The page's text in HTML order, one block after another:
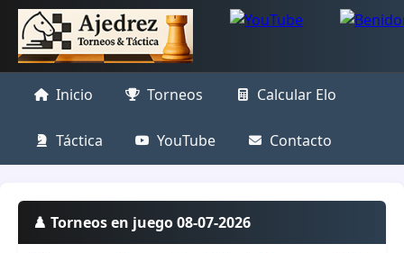
Inicio Torneos Calcular Elo
Táctica YouTube Contacto
♟️ Torneos en juego 08-07-2026